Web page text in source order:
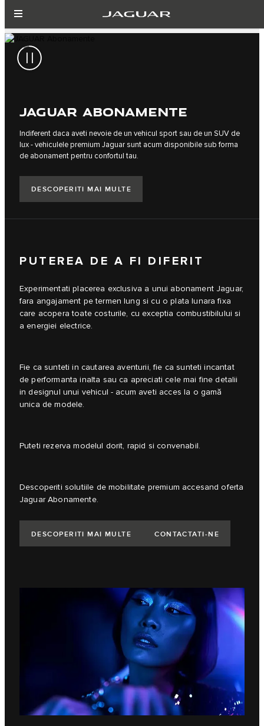
JAGUAR ABONAMENTE
Indiferent daca aveti nevoie de un vehicul sport sau de un SUV de
lux - vehiculele premium Jaguar sunt acum disponibile sub forma
de abonament pentru confortul tau.
DESCOPERITI MAI MULTE
PUTEREA DE A FI DIFERIT
Experimentati placerea exclusiva a unui abonament Jaguar,
fara angajament pe termen lung si cu o plata lunara fixa
care acopera toate costurile, cu exceptia combustibilului si
a energiei electrice.
Fie ca sunteti in cautarea aventurii, fie ca sunteti incantat
de performanta inalta sau ca apreciati cele mai fine detalii
in designul unui vehicul - acum aveti acces la o gamă
unica de modele.
Puteti rezerva modelul dorit, rapid si convenabil.
Descoperiti solutiile de mobilitate premium accesand oferta
Jaguar Abonamente.
DESCOPERITI MAI MULTE CONTACTATI-NE